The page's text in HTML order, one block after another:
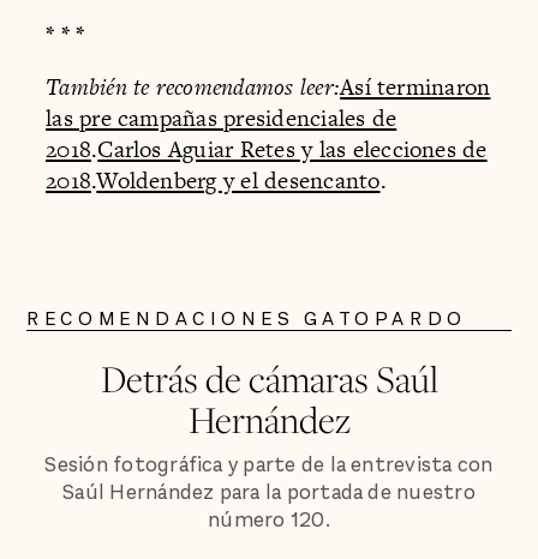
* * *
También te recomendamos leer:Así terminaron
las pre campañas presidenciales de
2018.Carlos Aguiar Retes y las elecciones de
2018.Woldenberg y el desencanto.
RECOMENDACIONES GATOPARDO
Detrás de cámaras Saúl
Hernández
Sesión fotográfica y parte de la entrevista con
Saúl Hernández para la portada de nuestro
número 120.